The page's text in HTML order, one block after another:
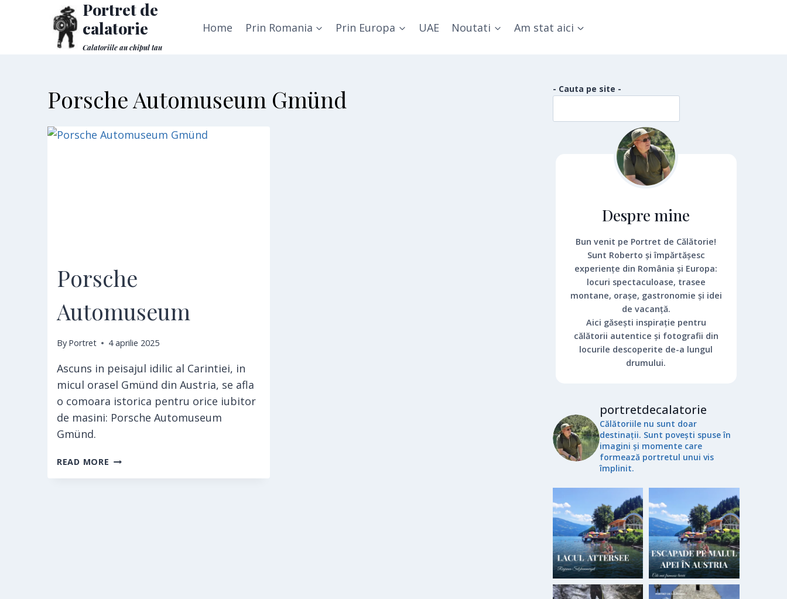
Portret de
calatorie
Calatoriile au chipul tau
Home Prin Romania Prin Europa UAE Noutati Am stat aici
Porsche Automuseum Gmünd
Porsche
Automuseum
By Portret 4 aprilie 2025
Ascuns in peisajul idilic al Carintiei, in
micul orasel Gmünd din Austria, se afla
o comoara istorica pentru orice iubitor
de masini: Porsche Automuseum
Gmünd.
READ MORE PORSCHE
- Cauta pe site -
Despre mine
Bun venit pe Portret de Călătorie!
Sunt Roberto și împărtășesc
experiențe din România și Europa:
locuri spectaculoase, trasee
montane, orașe, gastronomie și idei
de vacanță.
Aici găsești inspirație pentru
călătorii autentice și fotografii din
locurile descoperite de-a lungul
drumului.
portretdecalatorie
Călătoriile nu sunt doar
destinații. Sunt povești spuse în
imagini și momente care
formează portretul unui vis
împlinit.